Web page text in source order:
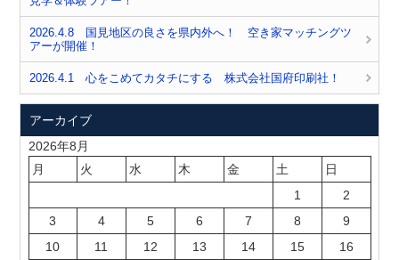
2026.4.8 国見地区の良さを県内外へ！ 空き家マッチングツ
アーが開催！
2026.4.1 心をこめてカタチにする 株式会社国府印刷社！
アーカイブ
2026年8月
月
火 水 木 金 土
日
1
2
3
4 5 6 7 8
9
10
11 12 13 14 15 16